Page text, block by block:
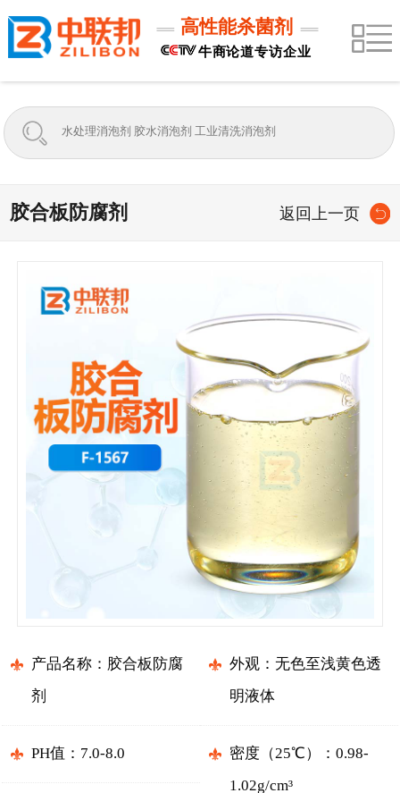
高性能杀菌剂
牛商论道专访企业
胶合板防腐剂 返回上一页
产品名称：胶合板防腐
剂
外观：无色至浅黄色透
明液体
PH值：7.0-8.0
密度（25℃）：0.98-
1.02g/cm³